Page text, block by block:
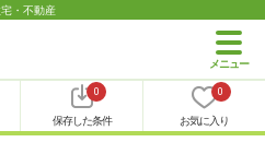
・不動産
0
保存した条件
0
お気に入り